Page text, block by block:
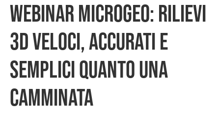
WEBINAR MICROGEO: RILIEVI
3D VELOCI, ACCURATI E
SEMPLICI QUANTO UNA
CAMMINATA